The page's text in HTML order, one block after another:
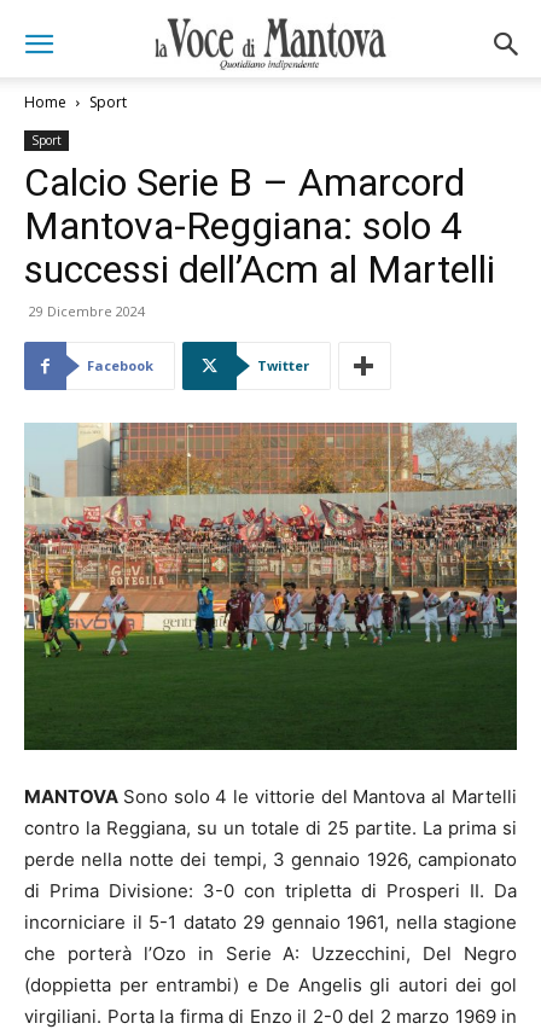
Home Sport
Sport
Calcio Serie B – Amarcord
Mantova-Reggiana: solo 4
successi dell’Acm al Martelli
29 Dicembre 2024
Facebook Twitter
MANTOVA Sono solo 4 le vittorie del Mantova al Martelli
contro la Reggiana, su un totale di 25 partite. La prima si
perde nella notte dei tempi, 3 gennaio 1926, campionato
di Prima Divisione: 3-0 con tripletta di Prosperi II. Da
incorniciare il 5-1 datato 29 gennaio 1961, nella stagione
che porterà l’Ozo in Serie A: Uzzecchini, Del Negro
(doppietta per entrambi) e De Angelis gli autori dei gol
virgiliani. Porta la firma di Enzo il 2-0 del 2 marzo 1969 in